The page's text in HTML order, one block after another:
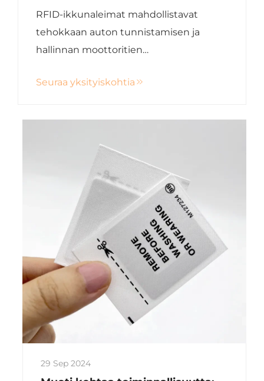
RFID-ikkunaleimat mahdollistavat
tehokkaan auton tunnistamisen ja
hallinnan moottoritien
ajoneuvoparvekkeiden seurannassa ja
Seuraa yksityiskohtia
29 Sep 2024